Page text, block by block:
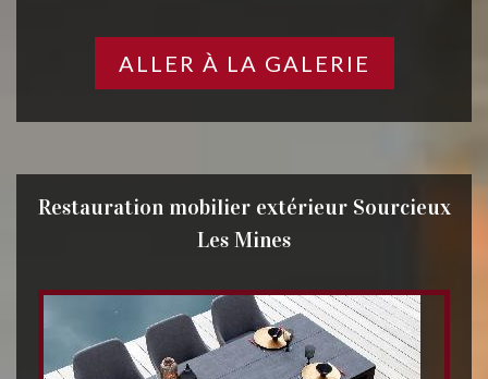
ALLER À LA GALERIE
Restauration mobilier extérieur Sourcieux
Les Mines